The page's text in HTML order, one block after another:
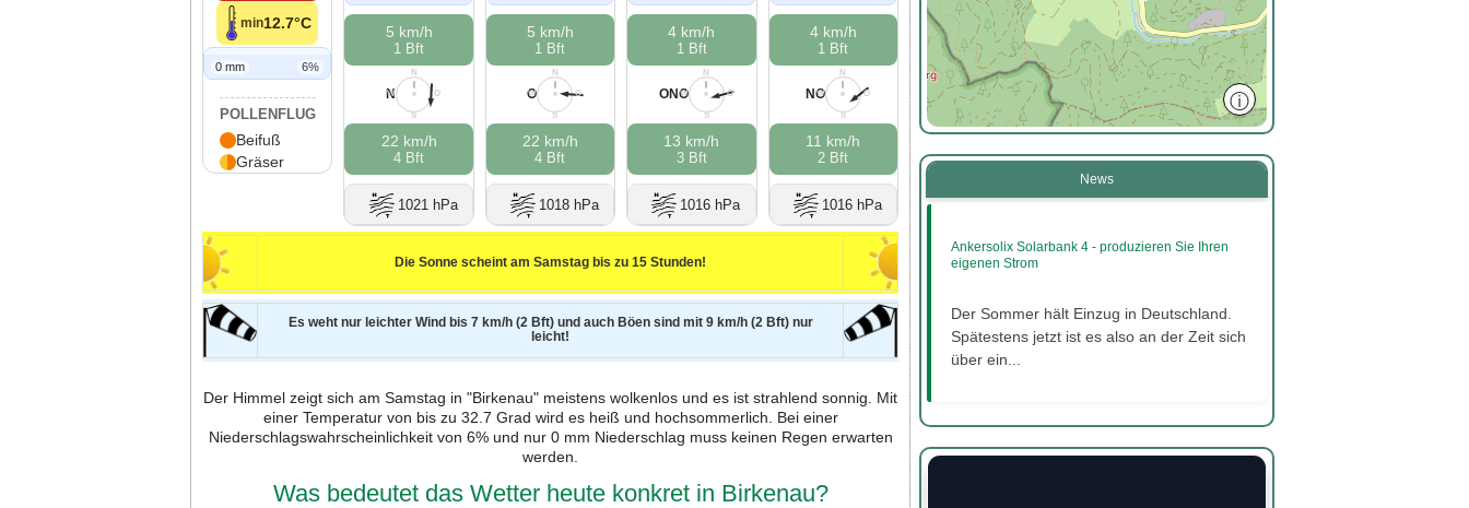
min12.7°C
0 mm 6%
POLLENFLUG
Beifuß
Gräser
5 km/h
1 Bft
N
O
S
W
N
22 km/h
4 Bft
1021 hPa
5 km/h
1 Bft
N
O
S
W
O
22 km/h
4 Bft
1018 hPa
4 km/h
1 Bft
N
O
S
W
ONO
13 km/h
3 Bft
1016 hPa
4 km/h
1 Bft
N
O
S
W
NO
11 km/h
2 Bft
1016 hPa
Die Sonne scheint am Samstag bis zu 15 Stunden!
Es weht nur leichter Wind bis 7 km/h (2 Bft) und auch Böen sind mit 9 km/h (2 Bft) nur
leicht!
Der Himmel zeigt sich am Samstag in "Birkenau" meistens wolkenlos und es ist strahlend sonnig. Mit
einer Temperatur von bis zu 32.7 Grad wird es heiß und hochsommerlich. Bei einer
Niederschlagswahrscheinlichkeit von 6% und nur 0 mm Niederschlag muss keinen Regen erwarten
werden.
Was bedeutet das Wetter heute konkret in Birkenau?
ⓘ
News
Ankersolix Solarbank 4 - produzieren Sie Ihren
eigenen Strom
Der Sommer hält Einzug in Deutschland.
Spätestens jetzt ist es also an der Zeit sich
über ein...